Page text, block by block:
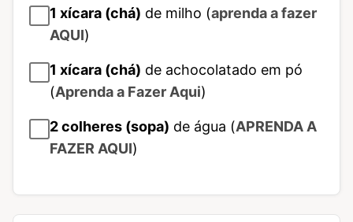
1 xícara (chá) de milho (aprenda a fazer
AQUI)
1 xícara (chá) de achocolatado em pó
(Aprenda a Fazer Aqui)
2colheres (sopa) de água (APRENDA A
FAZER AQUI)